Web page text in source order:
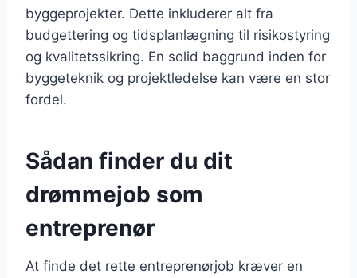
byggeprojekter. Dette inkluderer alt fra
budgettering og tidsplanlægning til risikostyring
og kvalitetssikring. En solid baggrund inden for
byggeteknik og projektledelse kan være en stor
fordel.
Sådan finder du dit
drømmejob som
entreprenør
At finde det rette entreprenørjob kræver en